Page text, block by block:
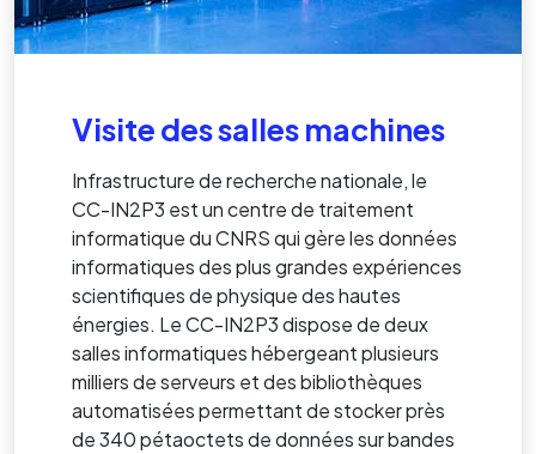
Visite des salles machines
Infrastructure de recherche nationale, le
CC-IN2P3 est un centre de traitement
informatique du CNRS qui gère les données
informatiques des plus grandes expériences
scientifiques de physique des hautes
énergies. Le CC-IN2P3 dispose de deux
salles informatiques hébergeant plusieurs
milliers de serveurs et des bibliothèques
automatisées permettant de stocker près
de 340 pétaoctets de données sur bandes